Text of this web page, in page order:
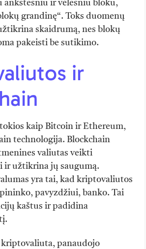
ankstesniu ir vėlesniu bloku,
grandinę“. Toks duomenų
skaidrumą, nes blokų
pakeisti be sutikimo.
ir
kaip Bitcoin ir Ethereum,
technologija. Blockchain
valiutas veikti
ir užtikrina jų saugumą.
yra tai, kad kriptovaliutos
pavyzdžiui, banko. Tai
kaštus ir padidina
panaudojo